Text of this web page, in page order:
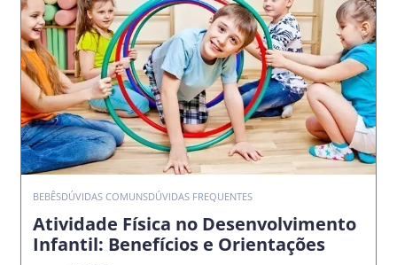
BEBÊSDÚVIDAS COMUNSDÚVIDAS FREQUENTES
Atividade Física no Desenvolvimento
Infantil: Benefícios e Orientações